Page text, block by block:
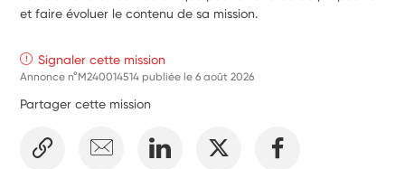
et faire évoluer le contenu de sa mission.
Signaler cette mission
Annonce n°M240014514 publiée le6 août 2026
Partager cette mission